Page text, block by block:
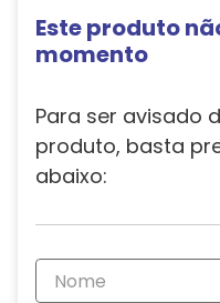
Este produto
momento
Para ser avisado
produto, basta
abaixo: